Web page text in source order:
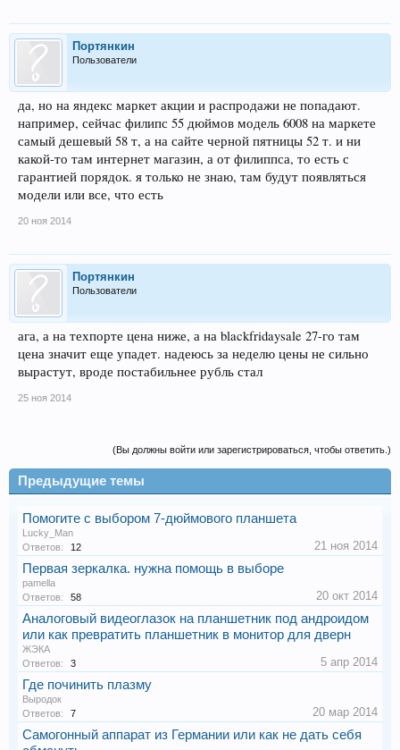
Портянкин
Пользователи
да, но на яндекс маркет акции и распродажи не попадают.
например, сейчас филипс 55 дюймов модель 6008 на маркете
самый дешевый 58 т, а на сайте черной пятницы 52 т. и ни
какой-то там интернет магазин, а от филиппса, то есть с
гарантией порядок. я только не знаю, там будут появляться
модели или все, что есть
20 ноя 2014
Портянкин
Пользователи
ага, а на техпорте цена ниже, а на blackfridaysale 27-го там
цена значит еще упадет. надеюсь за неделю цены не сильно
вырастут, вроде постабильнее рубль стал
25 ноя 2014
(Вы должны войти или зарегистрироваться, чтобы ответить.)
Предыдущие темы
Помогите с выбором 7-дюймового планшета
Lucky_Man
Ответов:
12 21 ноя 2014
Первая зеркалка. нужна помощь в выборе
pamella
Ответов:
58 20 окт 2014
Аналоговый видеоглазок на планшетник под андроидом
или как превратить планшетник в монитор для дверн
ЖЭКА
Ответов:
3 5 апр 2014
Где починить плазму
Выродок
Ответов:
7 20 мар 2014
Самогонный аппарат из Германии или как не дать себя